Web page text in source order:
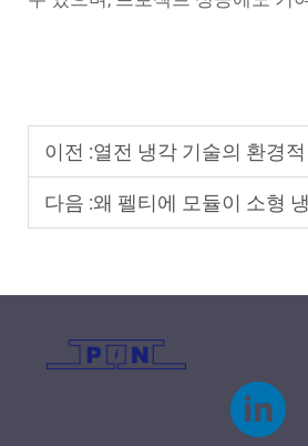
이전 :열전 냉각 기술의 환경적
다음 :왜 펠티에 모듈이 소형 냉각